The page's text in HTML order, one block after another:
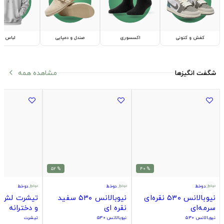
کفش و کتونی اکسسوری صندل و دمپایی لباس
شگفت انگیزها مشاهده همه arrow_back_ios
% 40
دوخط
نیوبالانس ۵۳۰ نقره‌ای
سرمه‌ای
نیوبالانس ۵۳۰
% 52
دوخط
نیوبالانس ۵۳۰ سفید
نقره ای
نیوبالانس ۵۳۰
دوخط
تیشرت لش
و دخترانه
تیشرت